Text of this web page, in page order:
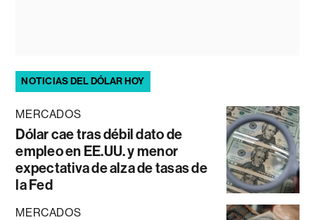
NOTICIAS DEL DÓLAR HOY
MERCADOS
Dólar cae tras débil dato de
empleo en EE.UU. y menor
expectativa de alza de tasas de
la Fed
MERCADOS